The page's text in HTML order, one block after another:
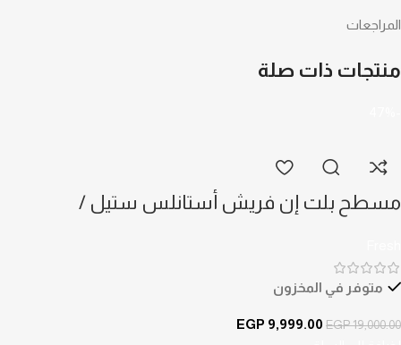
المراجعات
منتجات ذات صلة
مسطح بلت إن فريش أستانلس ستيل /
متوفر في المخزون
EGP19,000.00
EGP 9,999.00